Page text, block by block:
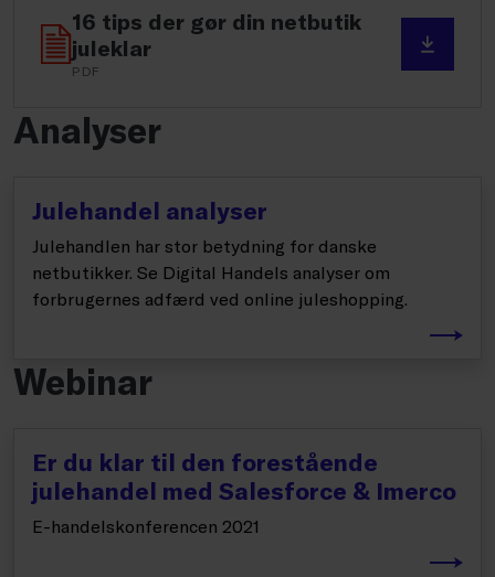
16 tips der gør din netbutik
juleklar
PDF
Analyser
Julehandel analyser
Julehandlen har stor betydning for danske
netbutikker. Se Digital Handels analyser om
forbrugernes adfærd ved online juleshopping.
Webinar
Er du klar til den forestående
julehandel med Salesforce & Imerco
E-handelskonferencen 2021